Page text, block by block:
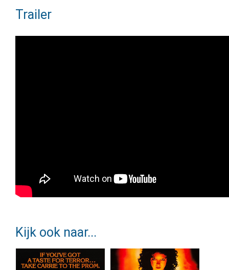
Trailer
Kijk ook naar...